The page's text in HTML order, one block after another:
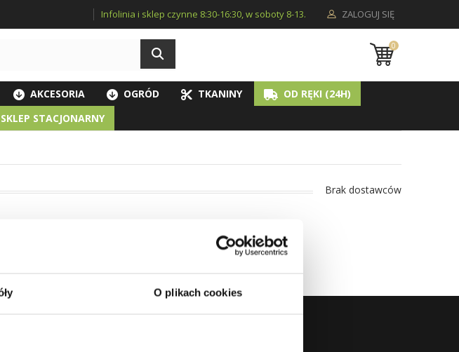
O plikach cookies
ZALOGUJ SIĘ
Infolinia i sklep czynne 8:30-16:30, w soboty 8-13.
0
AKCESORIA OGRÓD TKANINY
OD RĘKI (24H)
SKLEP STACJONARNY
Brak dostawców